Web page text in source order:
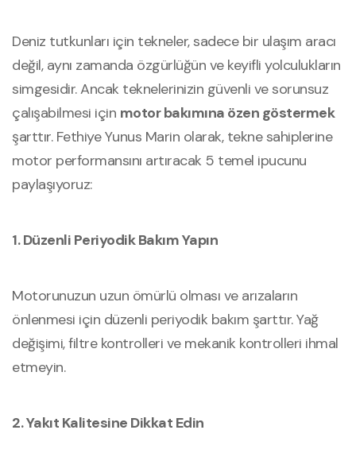
Deniz tutkunları için tekneler, sadece bir ulaşım aracı
değil, aynı zamanda özgürlüğün ve keyifli yolculukların
simgesidir. Ancak teknelerinizin güvenli ve sorunsuz
çalışabilmesi için motor bakımına özen göstermek
şarttır. Fethiye Yunus Marin olarak, tekne sahiplerine
motor performansını artıracak 5 temel ipucunu
paylaşıyoruz:
1. Düzenli Periyodik Bakım Yapın
Motorunuzun uzun ömürlü olması ve arızaların
önlenmesi için düzenli periyodik bakım şarttır. Yağ
değişimi, filtre kontrolleri ve mekanik kontrolleri ihmal
etmeyin.
2. Yakıt Kalitesine Dikkat Edin